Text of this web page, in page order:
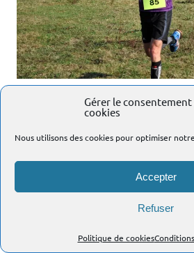
Gérer le consentement
cookies
Nous utilisons des cookies pour optimiser
Accepter
Refuser
Politique de cookies
5ème édition du Trail de Musièges,
3ème édition du Trail Découverte
(11,2km).
(10ème senior) en 1h05’26.
Jean-Claude Delachenal